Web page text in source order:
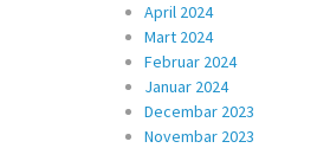
April 2024
Mart 2024
Februar 2024
Januar 2024
Decembar 2023
Novembar 2023